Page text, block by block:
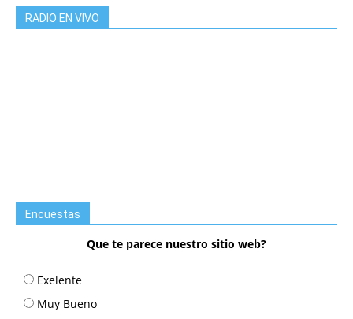
RADIO EN VIVO
Encuestas
Que te parece nuestro sitio web?
Exelente
Muy Bueno